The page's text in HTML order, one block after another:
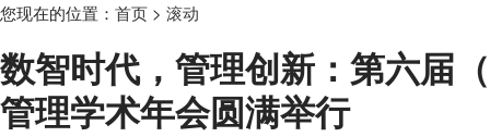
您现在的位置： 首页 > 滚动
数智时代，管理创新：第六届
管理学术年会圆满举行